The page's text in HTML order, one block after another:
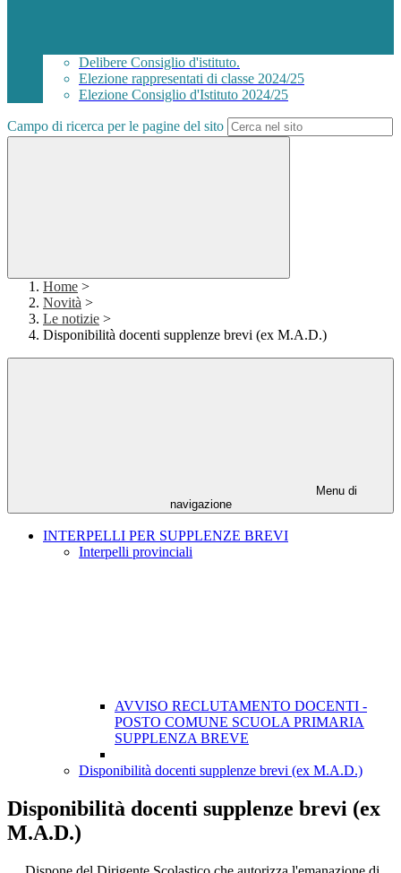
Delibere Consiglio d'istituto.
Elezione rappresentati di classe 2024/25
Elezione Consiglio d'Istituto 2024/25
Campo di ricerca per le pagine del sito
Home >
Novità >
Le notizie >
Disponibilità docenti supplenze brevi (ex M.A.D.)
Menu di
navigazione
INTERPELLI PER SUPPLENZE BREVI
Interpelli provinciali
AVVISO RECLUTAMENTO DOCENTI -
POSTO COMUNE SCUOLA PRIMARIA
SUPPLENZA BREVE
Disponibilità docenti supplenze brevi (ex M.A.D.)
Disponibilità docenti supplenze brevi (ex
M.A.D.)